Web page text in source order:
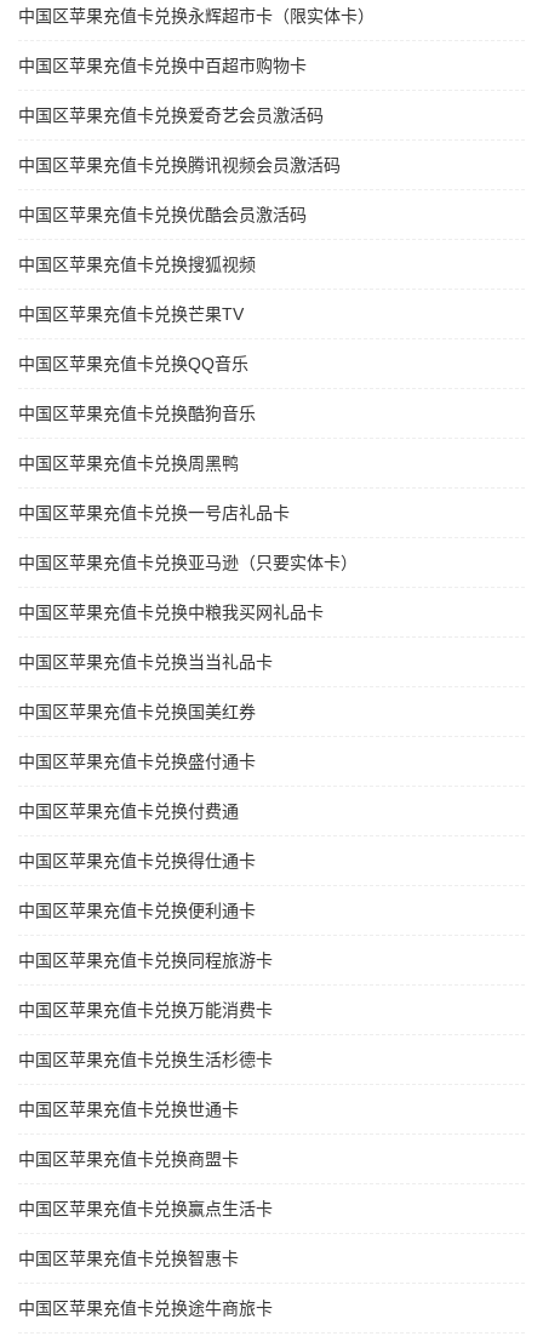
中国区苹果充值卡兑换永辉超市卡（限实体卡）
中国区苹果充值卡兑换中百超市购物卡
中国区苹果充值卡兑换爱奇艺会员激活码
中国区苹果充值卡兑换腾讯视频会员激活码
中国区苹果充值卡兑换优酷会员激活码
中国区苹果充值卡兑换搜狐视频
中国区苹果充值卡兑换芒果TV
中国区苹果充值卡兑换QQ音乐
中国区苹果充值卡兑换酷狗音乐
中国区苹果充值卡兑换周黑鸭
中国区苹果充值卡兑换一号店礼品卡
中国区苹果充值卡兑换亚马逊（只要实体卡）
中国区苹果充值卡兑换中粮我买网礼品卡
中国区苹果充值卡兑换当当礼品卡
中国区苹果充值卡兑换国美红券
中国区苹果充值卡兑换盛付通卡
中国区苹果充值卡兑换付费通
中国区苹果充值卡兑换得仕通卡
中国区苹果充值卡兑换便利通卡
中国区苹果充值卡兑换同程旅游卡
中国区苹果充值卡兑换万能消费卡
中国区苹果充值卡兑换生活杉德卡
中国区苹果充值卡兑换世通卡
中国区苹果充值卡兑换商盟卡
中国区苹果充值卡兑换赢点生活卡
中国区苹果充值卡兑换智惠卡
中国区苹果充值卡兑换途牛商旅卡